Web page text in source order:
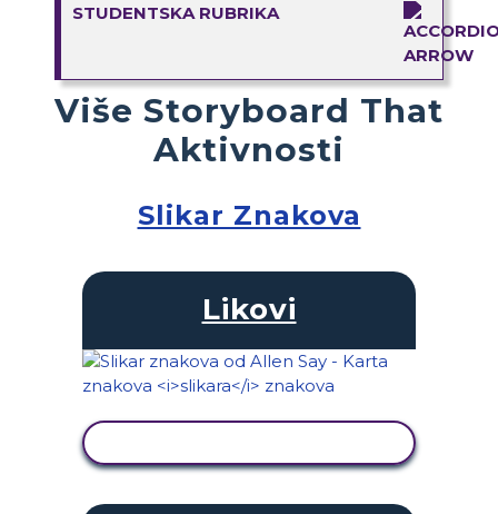
STUDENTSKA RUBRIKA
Više Storyboard That
Aktivnosti
Slikar Znakova
Likovi